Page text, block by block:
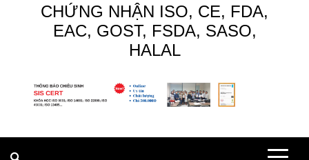
CHỨNG NHẬN ISO, CE, FDA,
EAC, GOST, FSDA, SASO,
HALAL